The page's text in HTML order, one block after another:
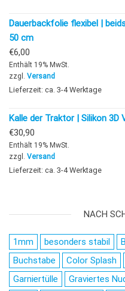
Dauerbackfolie flexibel |
50 cm
€6,00
Enthält 19% MwSt.
zzgl. Versand
Lieferzeit: ca. 3-4 Werktage
Kalle der Traktor | Silikon 3D
€30,90
Enthält 19% MwSt.
zzgl. Versand
Lieferzeit: ca. 3-4 Werktage
NACH
1mm besonders stabil
Buchstabe
Color Splash
Garniertülle
Graviertes